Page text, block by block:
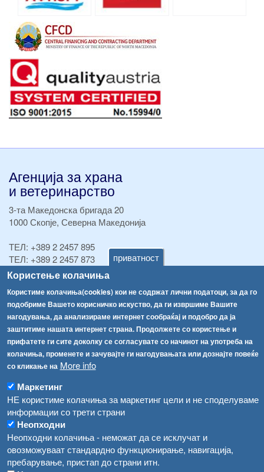
приватност
Користење колачиња
Користиме колачиња(cookies) кои не содржат лични податоци, за да го
подобриме Вашето корисничко искуство, да ги извршиме Вашите
нагодувања, да анализираме интернет сообраќај и подобро да ја
заштитиме нашата интернет страна. Продолжете со користење и
прифатете ги сите доколку се согласувате со начинот на употреба на
колачиња, променете и зачувајте ги нагодувањата или дознајте повеќе
со кликање на More info
Маркетинг
НЕ користиме колачиња за маркетинг цели и не споделуваме
информации со трети страни
Неопходни
Неопходни колачиња - неможат да се исклучат и
овозможуваат стандардно функционирање, навигација,
пребарување, пристап до страни итн.
Агенција за храна
и ветеринарство
3-та Македонска бригада 20
1000 Скопје, Северна Македонија
ТЕЛ: +389 2 2457 895
ТЕЛ: +389 2 2457 873
Факс:+389 2 2457 893
Факс:
info@fva.gov.mk
[АХВ-претходна страна]
Соопштенија
Република Бугарија ги засили официјалните контроли при увоз на свежо овошје и зеленчук
Водата во Гостивар може да се користи како техничка, продолжува испораката на флаширана вода
Во Гостивар спроведени 70 вонредни контроли
Забраната за водата во Гостивар останува на сила, операторите да користат само технички безбедна вода
Навигација
Архива
Обрасци
Забрани